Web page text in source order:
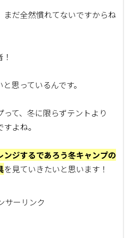
まだ全然慣れてないですからね
思っているんです。
て、冬に限らずテントより
よね。
ンジするであろう冬キャンプの
を見ていきたいと思います！
サーリンク